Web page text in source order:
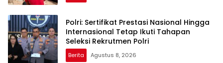
Polri: Sertifikat Prestasi Nasional Hingga
Internasional Tetap Ikuti Tahapan
Seleksi Rekrutmen Polri
Berita Agustus 8, 2026